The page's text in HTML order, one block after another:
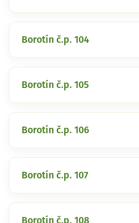
Borotín č.p. 104
Borotín č.p. 105
Borotín č.p. 106
Borotín č.p. 107
Borotín č.p. 108